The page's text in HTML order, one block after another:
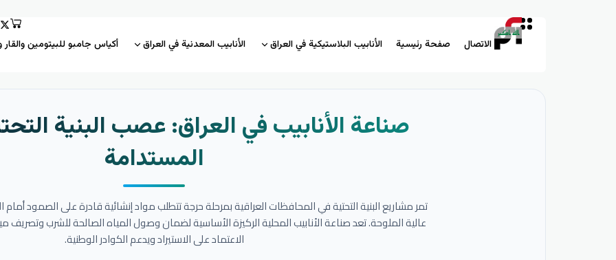
الاتصال صفحة رئيسية الأنابيب البلاستيكية في العراق الأنابيب المعدنية في العراق أكياس جامبو للبيتومين والقار
صناعة الأنابيب في العراق: عصب البنية
المستدامة
تمر مشاريع البنية التحتية في المحافظات العراقية بمرحلة حرجة تتطلب مواد إنشائية قادرة على الصمود أمام
عالية الملوحة. تعد صناعة الأنابيب المحلية الركيزة الأساسية لضمان وصول المياه الصالحة للشرب وتصريف
الاعتماد على الاستيراد ويدعم الكوادر الوطنية.